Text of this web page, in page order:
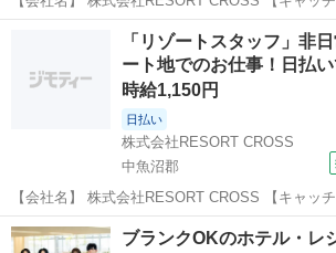
ッフ」非日常を味わえるリゾート地でのお仕事！
える日払い制度あり！履歴書来社不要でらくらく！ 【コメント】
規スタッフ100名...
中魚沼郡 ホテル
「リゾートスタッフ」非
ート地でのお仕事！日払
時給1,150円
日払い
株式会社RESORT CROSS
中魚沼郡
【会社名】 株式会社RESORT CROSS 【キャッチ】 「リゾートスタ
ッフ」非日常を味わえるリゾート地でのお仕事！
料GET！来社×履歴書いらずでらくちん！ 【コメント】 ＼新規スタッ
新潟 中魚沼郡 ホテル
ブランクOKのホテル・レ